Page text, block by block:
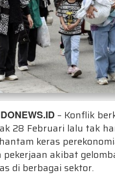
– Konflik
28 Februari lalu tak
keras
pekerjaan akibat
di berbagai sektor.